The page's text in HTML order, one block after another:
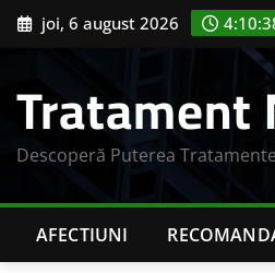
Skip joi, 6 august 2026
Tratament
Descoperă Puterea
AFECTIUNI